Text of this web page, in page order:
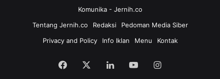
Komunika - Jernih.co
Tentang Jernih.co
Redaksi
Pedoman Media Siber
Privacy and Policy
Info Iklan Menu Kontak
Facebook LinkedInYouTubeInstagram